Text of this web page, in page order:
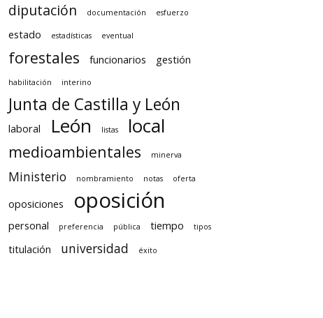
diputación documentación esfuerzo
estado estadísticas eventual
forestales funcionarios gestión
habilitación interino
Junta de Castilla y León
laboral León listas local
medioambientales minerva
Ministerio nombramiento notas oferta
oposiciones oposición
personal preferencia pública tiempo tipos
titulación universidad éxito